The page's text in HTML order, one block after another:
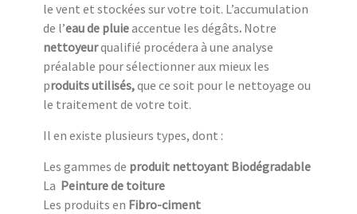
le vent et stockées sur votre toit. L’accumulation
de l’eau de pluieaccentue les dégâts. Notre
nettoyeurqualifié procédera à une analyse
préalable pour sélectionner aux mieux les
produits utilisés,que ce soit pour le nettoyage ou
le traitement de votre toit.
Il en existe plusieurs types, dont :
Les gammes de produit nettoyant Biodégradable
La Peinture de toiture
Les produits en Fibro-ciment